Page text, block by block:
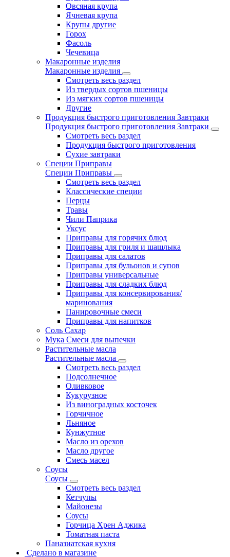
Овсяная крупа
Ячневая крупа
Крупы другие
Горох
Фасоль
Чечевица
Макаронные изделия
Макаронные изделия
Смотреть весь раздел
Из твердых сортов пшеницы
Из мягких сортов пшеницы
Другие
Продукция быстрого приготовления Завтраки
Продукция быстрого приготовления Завтраки
Смотреть весь раздел
Продукция быстрого приготовления
Сухие завтраки
Специи Приправы
Специи Приправы
Смотреть весь раздел
Классические специи
Перцы
Травы
Чили Паприка
Уксус
Приправы для горячих блюд
Приправы для гриля и шашлыка
Приправы для салатов
Приправы для бульонов и супов
Приправы универсальные
Приправы для сладких блюд
Приправы для консервирования/
маринования
Панировочные смеси
Приправы для напитков
Соль Сахар
Мука Смеси для выпечки
Растительные масла
Растительные масла
Смотреть весь раздел
Подсолнечное
Оливковое
Кукурузное
Из виноградных косточек
Горчичное
Льняное
Кунжутное
Масло из орехов
Масло другое
Смесь масел
Соусы
Соусы
Смотреть весь раздел
Кетчупы
Майонезы
Соусы
Горчица Хрен Аджика
Томатная паста
Паназиатская кухня
Сделано в магазине